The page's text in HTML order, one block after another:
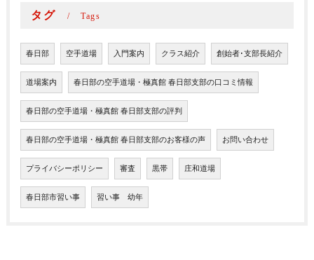
タグ Tags
春日部 空手道場 入門案内 クラス紹介 創始者･支部長紹介
道場案内 春日部の空手道場・極真館 春日部支部の口コミ情報
春日部の空手道場・極真館 春日部支部の評判
春日部の空手道場・極真館 春日部支部のお客様の声 お問い合わせ
プライバシーポリシー 審査 黒帯 庄和道場
春日部市習い事 習い事 幼年